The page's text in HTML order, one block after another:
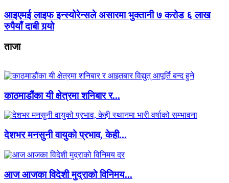
आइएमई लाइफ इन्स्योरेन्सले असारमा भुक्तानी ७ करोड ६ लाख
रुपैयाँ दाबी गर्‍यो
ताजा
काठमाडौंका यी क्षेत्रमा शनिबार र...
देशभर मनसुनी वायुको प्रभाव, केही...
आज आजका विदेशी मुद्राको विनिमय...